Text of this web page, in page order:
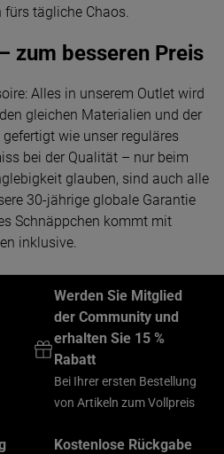
fürs tägliche Chaos.
zum besseren Preis
Alles in unserem Outlet wird
gleichen Materialien und der
wie unser reguläres
bei der Qualität – nur beim
glauben, sind auch alle
30-jährige globale Garantie
Schnäppchen kommt mit
inklusive.
Werden Sie Mitglied
der Community und
erhalten Sie 15 %
Rabatt
Bei Ihrer ersten Bestellung
von Artikeln zum Vollpreis
Kostenlose Rückgabe